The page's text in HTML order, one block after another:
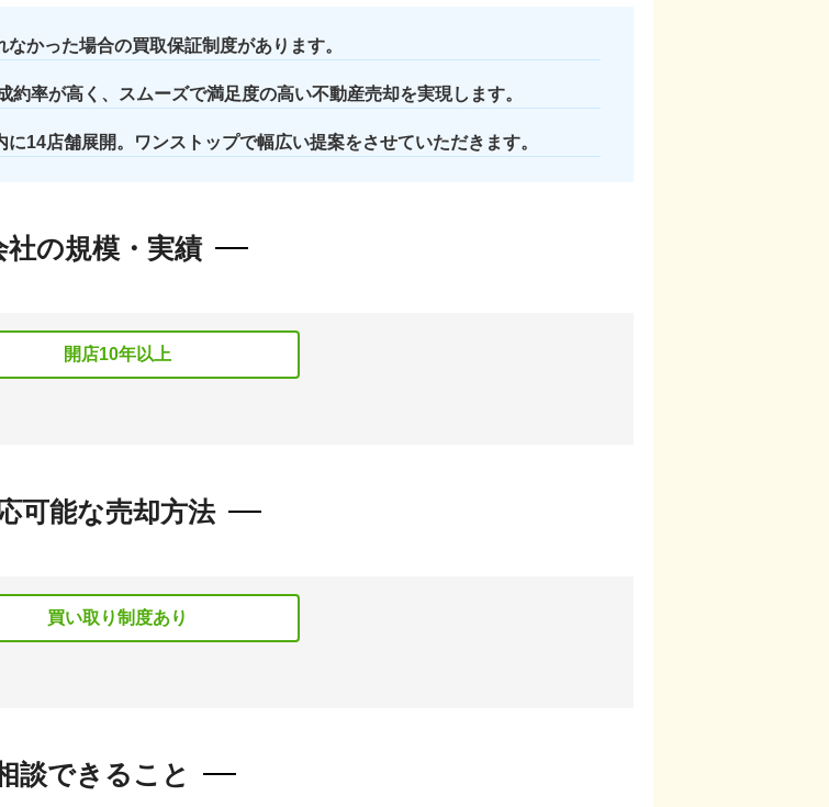
かった場合の買取保証制度があります。
率が高く、スムーズで満足度の高い不動産売却を実現します。
14店舗展開。ワンストップで幅広い提案をさせていただきます。
社の規模・実績
開店10年以上
可能な売却方法
買い取り制度あり
談できること